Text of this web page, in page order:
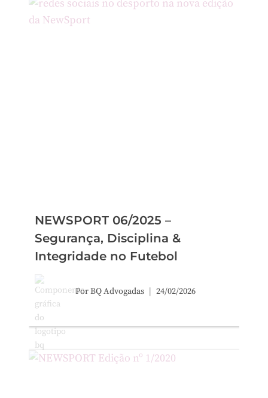
NEWSPORT 06/2025 –
Segurança, Disciplina &
Integridade no Futebol
PorBQ Advogadas 24/02/2026